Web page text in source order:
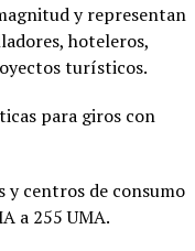
y representan
hoteleros,
turísticos.
para giros con
y centros de consumo
a 255 UMA.